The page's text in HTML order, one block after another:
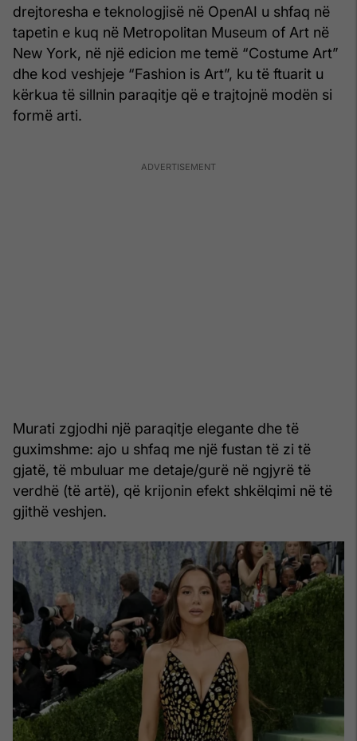
drejtoresha e teknologjisë në OpenAI u shfaq në
tapetin e kuq në Metropolitan Museum of Art në
New York, në një edicion me temë “Costume Art”
dhe kod veshjeje “Fashion is Art”, ku të ftuarit u
kërkua të sillnin paraqitje që e trajtojnë modën si
formë arti.
Murati zgjodhi një paraqitje elegante dhe të
guximshme: ajo u shfaq me një fustan të zi të
gjatë, të mbuluar me detaje/gurë në ngjyrë të
verdhë (të artë), që krijonin efekt shkëlqimi në të
gjithë veshjen.